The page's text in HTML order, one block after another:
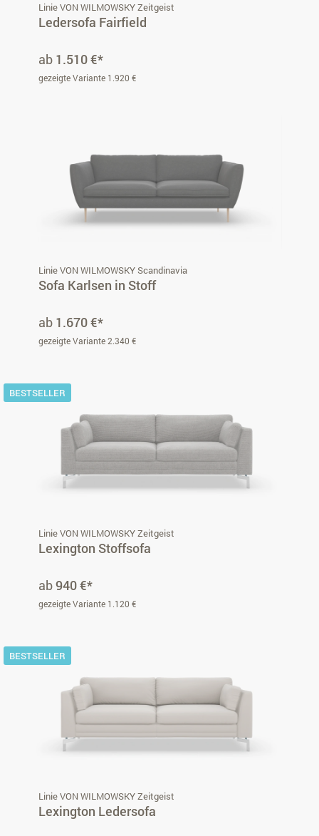
Linie VON WILMOWSKY Zeitgeist
Ledersofa Fairfield
ab 1.510 €*
gezeigte Variante 1.920 €
Linie VON WILMOWSKY Scandinavia
Sofa Karlsen in Stoff
ab 1.670 €*
gezeigte Variante 2.340 €
BESTSELLER
Linie VON WILMOWSKY Zeitgeist
Lexington Stoffsofa
ab940 €*
gezeigte Variante 1.120 €
BESTSELLER
Linie VON WILMOWSKY Zeitgeist
Lexington Ledersofa